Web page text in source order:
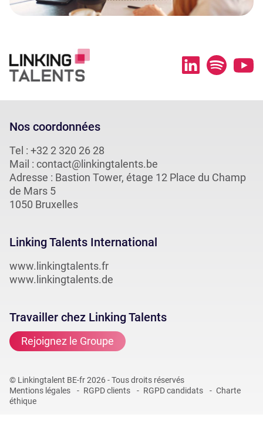
Nos coordonnées
Tel : +32 2 320 26 28
Mail : contact@linkingtalents.be
Adresse : Bastion Tower, étage 12 Place du Champ
de Mars 5
1050 Bruxelles
Linking Talents International
www.linkingtalents.fr
www.linkingtalents.de
Travailler chez Linking Talents
Rejoignez le Groupe
© Linkingtalent BE-fr 2026 - Tous droits réservés
Mentions légales
RGPD clients RGPD candidats
Charte
éthique